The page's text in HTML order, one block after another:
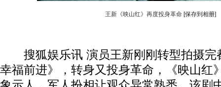
王新《映山红》再度投身革命 [保存到相册]
搜狐娱乐讯 演员王新刚刚转型拍摄完
幸福前进》，转身又投身革命，《映山红